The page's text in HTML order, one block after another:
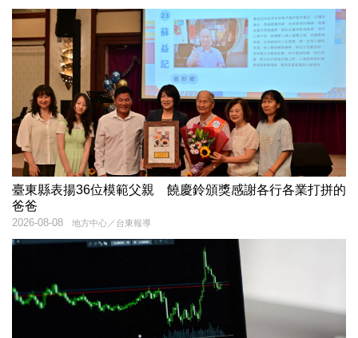
臺東縣表揚36位模範父親 饒慶鈴頒獎感謝各行各業打拼的
爸爸
地方中心／台東報導
2026-08-08